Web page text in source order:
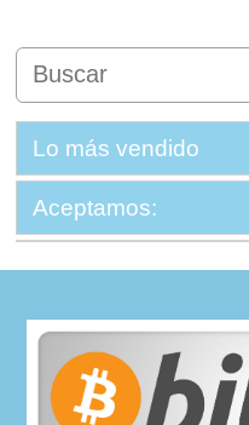
Lo más vendido
Aceptamos: